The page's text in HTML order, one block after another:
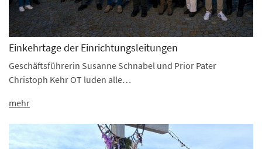
Einkehrtage der Einrichtungsleitungen
Geschäftsführerin Susanne Schnabel und Prior Pater
Christoph Kehr OT luden alle…
mehr